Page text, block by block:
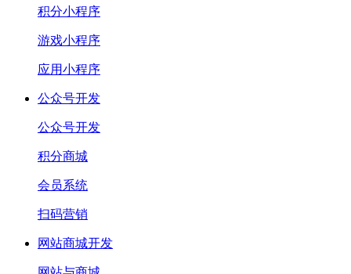
积分小程序
游戏小程序
应用小程序
公众号开发
公众号开发
积分商城
会员系统
扫码营销
网站商城开发